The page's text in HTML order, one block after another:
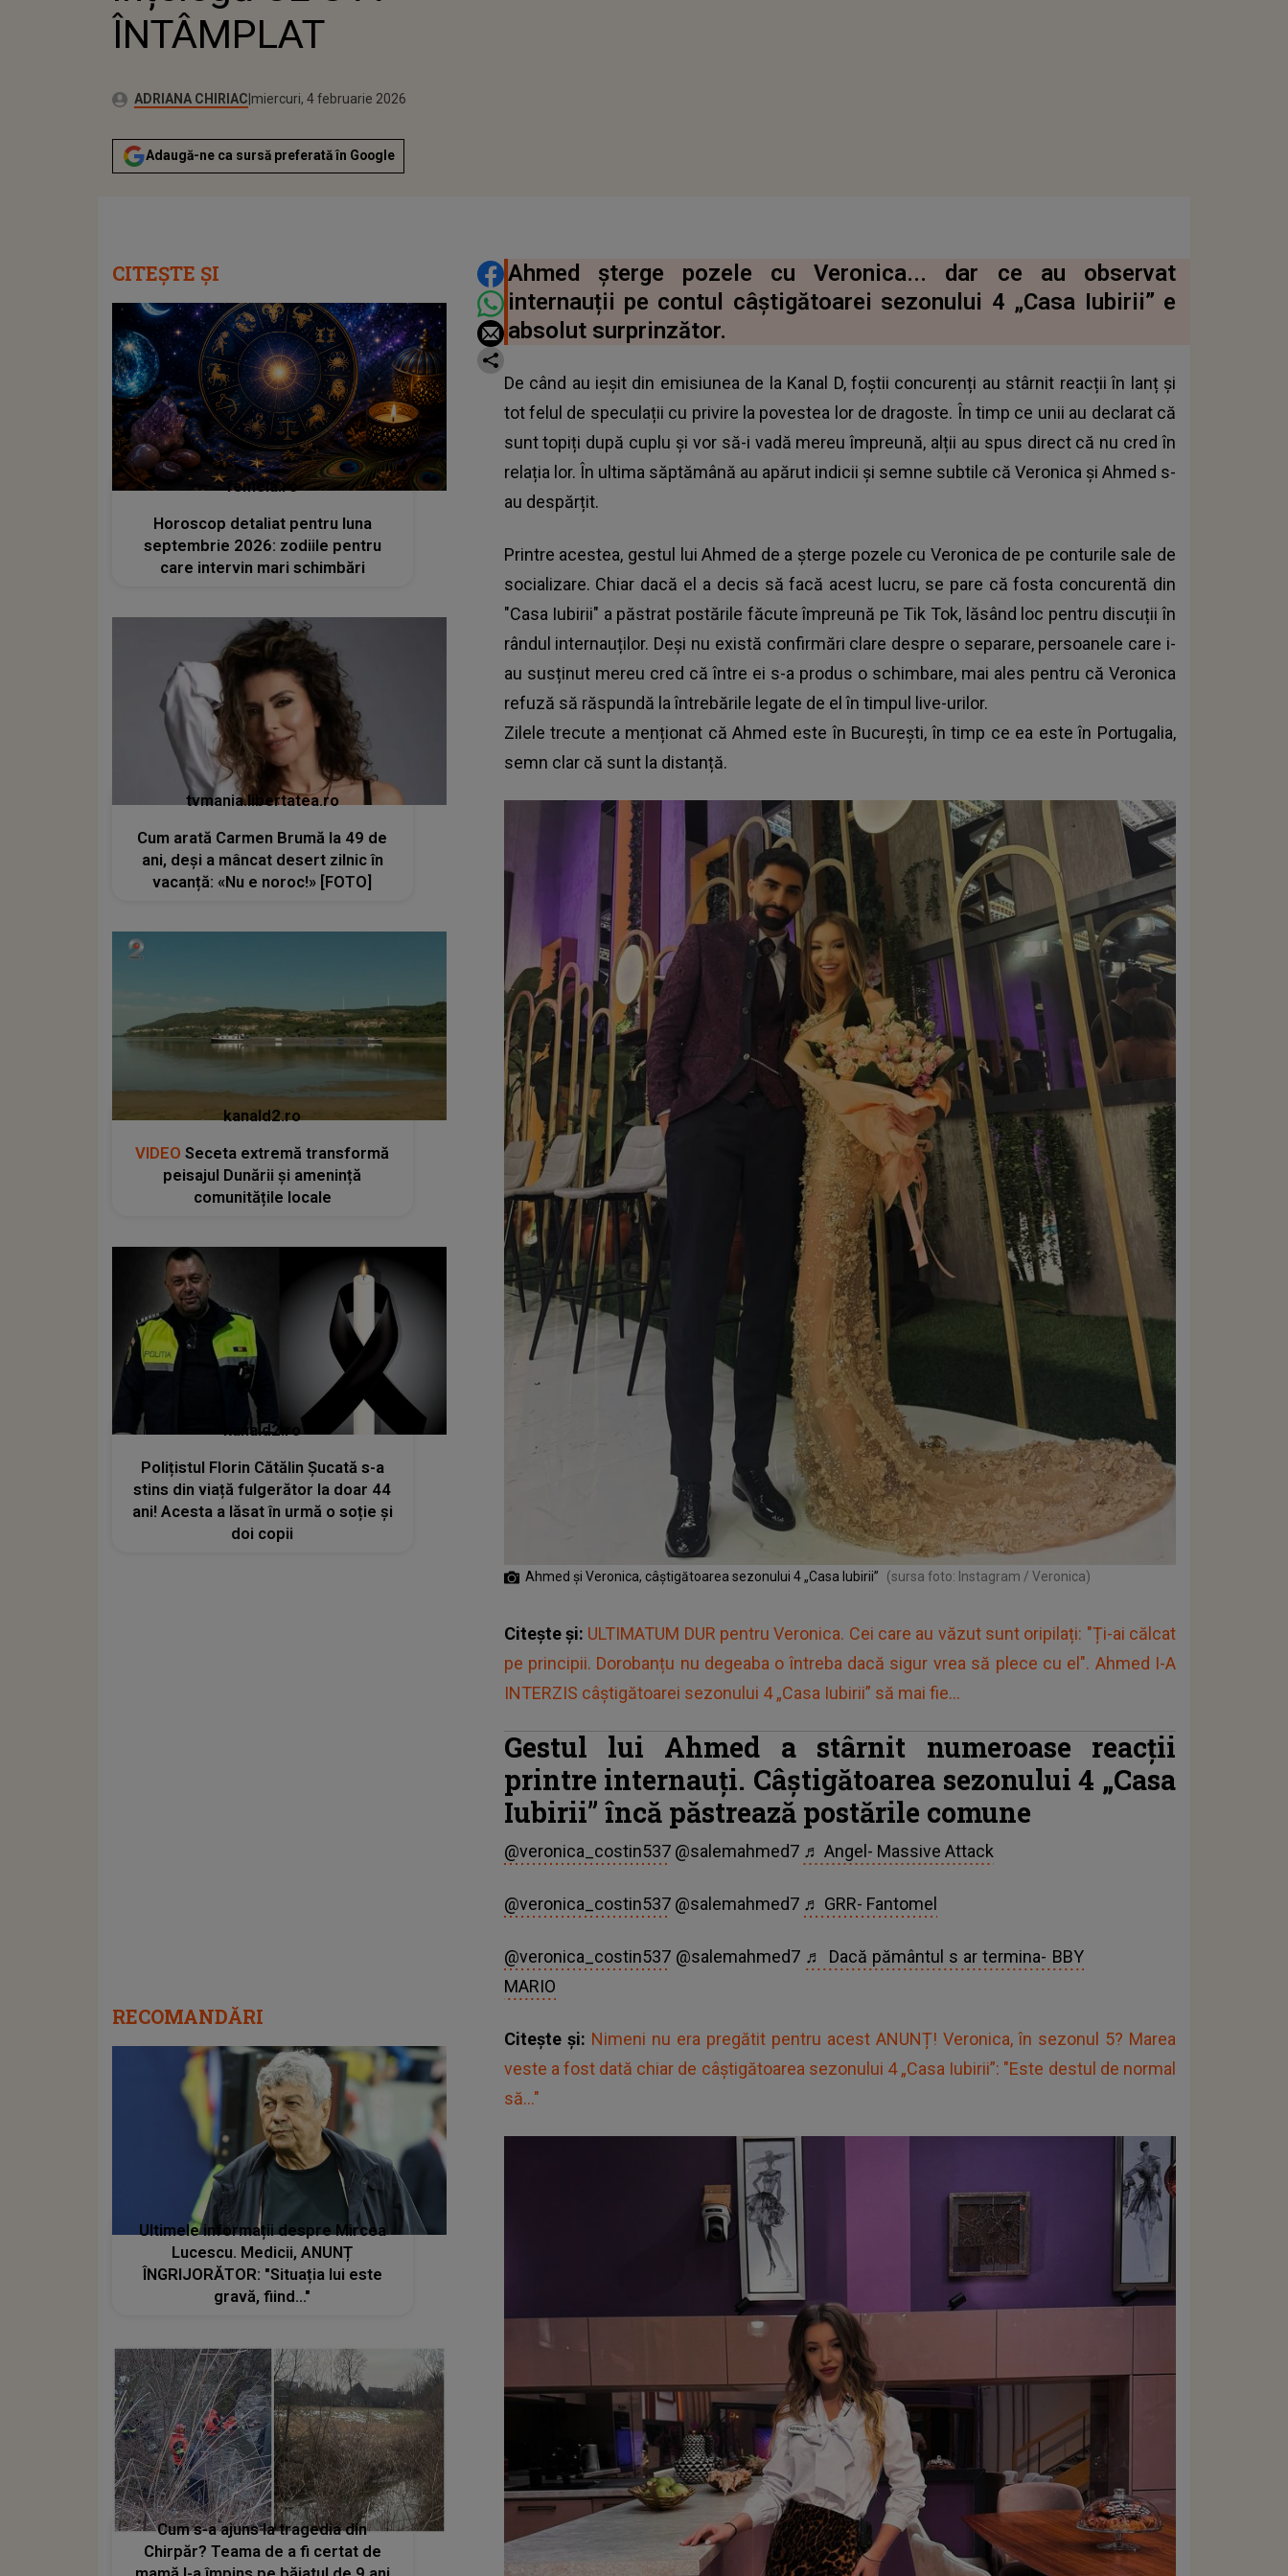
ÎNTÂMPLAT
Autor:ADRIANA CHIRIAC Publicat:
miercuri, 4 februarie 2026
Adaugă-ne ca sursă preferată în Google
DISTRIBUIE ARTICOLUL
Ahmed șterge pozele cu Veronica... dar ce au observat
internauții pe contul câștigătoarei sezonului 4 „Casa Iubirii” e
absolut surprinzător.
De când au ieșit din emisiunea de la Kanal D, foștii concurenți au stârnit reacții în lanț și
tot felul de speculații cu privire la povestea lor de dragoste. În timp ce unii au declarat că
sunt topiți după cuplu și vor să-i vadă mereu împreună, alții au spus direct că nu cred în
relația lor. În ultima săptămână au apărut indicii și semne subtile că Veronica și Ahmed s-
au despărțit.
Printre acestea, gestul lui Ahmed de a șterge pozele cu Veronica de pe conturile sale de
socializare. Chiar dacă el a decis să facă acest lucru, se pare că fosta concurentă din
"Casa Iubirii" a păstrat postările făcute împreună pe Tik Tok, lăsând loc pentru discuții în
rândul internauților. Deși nu există confirmări clare despre o separare, persoanele care i-
au susținut mereu cred că între ei s-a produs o schimbare, mai ales pentru că Veronica
refuză să răspundă la întrebările legate de el în timpul live-urilor.
Zilele trecute a menționat căAhmed este în București, în timp ce ea este în Portugalia,
semn clar că sunt la distanță.
Ahmed și Veronica, câștigătoarea sezonului 4 „Casa Iubirii” (sursa foto: Instagram / Veronica)
Citește și: ULTIMATUM DUR pentru Veronica. Cei care au văzut sunt oripilați: "Ți-ai călcat
pe principii. Dorobanțu nu degeaba o întreba dacă sigur vrea să plece cu el". Ahmed I-A
INTERZIS câștigătoarei sezonului 4 „Casa Iubirii” să mai fie...
Gestul lui Ahmed a stârnit numeroase reacții
printre internauți. Câștigătoarea sezonului 4 „Casa
Iubirii” încă păstrează postările comune
@veronica_costin537@salemahmed7 ♬ Angel- Massive Attack
@veronica_costin537@salemahmed7 ♬ GRR- Fantomel
@veronica_costin537@salemahmed7 ♬ Dacă pământul s ar termina- BBY
MARIO
Citește și: Nimeni nu era pregătit pentru acest ANUNȚ! Veronica, în sezonul 5? Marea
veste a fost dată chiar de câștigătoarea sezonului 4 „Casa Iubirii”: "Este destul de normal
să..."
CITEȘTE ȘI
femeia.ro
Horoscop detaliat pentru luna
septembrie 2026: zodiile pentru
care intervin mari schimbări
tvmania.libertatea.ro
Cum arată Carmen Brumă la 49 de
ani, deși a mâncat desert zilnic în
vacanță: «Nu e noroc!» [FOTO]
kanald2.ro
VIDEO Seceta extremă transformă
peisajul Dunării și amenință
comunitățile locale
kanald2.ro
Polițistul Florin Cătălin Șucată s-a
stins din viață fulgerător la doar 44
ani! Acesta a lăsat în urmă o soție și
doi copii
RECOMANDĂRI
Ultimele informații despre Mircea
Lucescu. Medicii, ANUNȚ
ÎNGRIJORĂTOR: "Situația lui este
gravă, fiind..."
Cum s-a ajuns la tragedia din
Chirpăr? Teama de a fi certat de